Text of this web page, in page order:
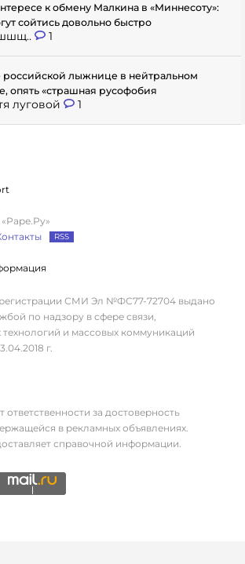
к обмену Малкина в «Миннесоту»:
сойтись довольно быстро
1
российской лыжнице в нейтральном
опять «страшная русофобия
луговой 1
RSS
регистрации СМИ Эл №ФС77-72704 выдано
по надзору в сфере связи,
и массовых коммуникаций
г.
ответственности за достоверность
в рекламных объявлениях.
справочной информации.